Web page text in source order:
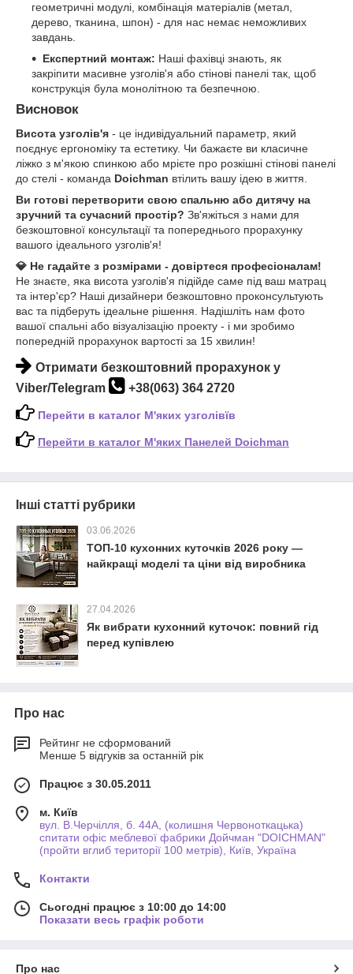
геометричні модулі, комбінація матеріалів (метал,
дерево, тканина, шпон) - для нас немає неможливих
завдань.
Експертний монтаж: Наші фахівці знають, як
закріпити масивне узголів'я або стінові панелі так, щоб
конструкція була монолітною та безпечною.
Висновок
Висота узголів'я - це індивідуальний параметр, який
поєднує ергономіку та естетику. Чи бажаєте ви класичне
ліжко з м'якою спинкою або мрієте про розкішні стінові панелі
до стелі - команда Doichman втілить вашу ідею в життя.
Ви готові перетворити свою спальню або дитячу на
зручний та сучасний простір? Зв'яжіться з нами для
безкоштовної консультації та попереднього прорахунку
вашого ідеального узголів'я!
💎 Не гадайте з розмірами - довіртеся професіоналам!
Не знаєте, яка висота узголів'я підійде саме під ваш матрац
та інтер'єр? Наші дизайнери безкоштовно проконсультують
вас та підберуть ідеальне рішення. Надішліть нам фото
вашої спальні або візуалізацію проекту - і ми зробимо
попередній прорахунок вартості за 15 хвилин!
Отримати безкоштовний прорахунок у
Viber/Telegram
+38(063) 364 2720
Перейти в каталог М'яких узголівїв
Перейти в каталог М'яких Панелей Doichman
Інші статті рубрики
03.06.2026
ТОП-10 кухонних куточків 2026 року —
найкращі моделі та ціни від виробника
27.04.2026
Як вибрати кухонний куточок: повний гід
перед купівлею
Про нас
Рейтинг не сформований
Менше 5 відгуків за останній рік
Працює з 30.05.2011
м. Київ
вул. В.Черчілля, б. 44А, (колишня Червоноткацька)
спитати офіс меблевої фабрики Дойчман "DOICHMAN"
(пройти вглиб території 100 метрів), Київ, Україна
Контакти
Сьогодні працює з 10:00 до 14:00
Показати весь графік роботи
Про нас